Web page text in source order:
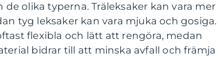
olika typerna. Träleksaker kan vara mer
tyg leksaker kan vara mjuka och gosiga.
flexibla och lätt att rengöra, medan
bidrar till att minska avfall och främja